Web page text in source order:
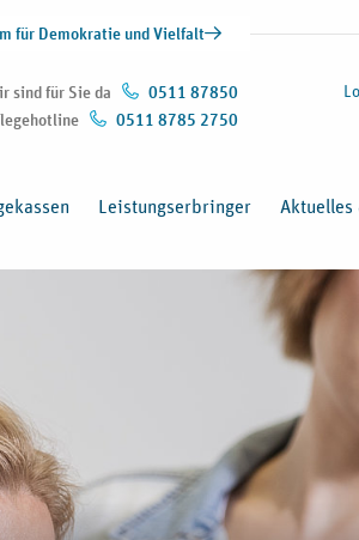
für Demokratie und Vielfalt
sind für Sie da
0511 87850
0511 8785 2750
Leistungserbringer Aktuelles